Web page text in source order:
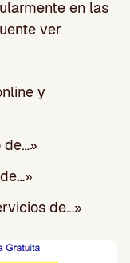
en las
ver
y
de…»